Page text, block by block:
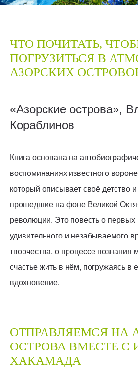
ЧТО ПОЧИТАТЬ,
ПОГРУЗИТЬСЯ В
АЗОРСКИХ
«Азорские острова»,
Кораблинов
Книга основана на
воспоминаниях известного
который описывает своё детство
прошедшие на фоне Великой
революции. Это повесть о первых
удивительного и незабываемого
творчества, о процессе познания
счастье жить в нём, погружаясь в
вдохновение.
ОТПРАВЛЯЕМСЯ НА
ОСТРОВА ВМЕСТЕ С
ХАКАМАДА